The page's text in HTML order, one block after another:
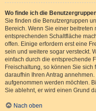
Wo finde ich die
Sie finden die Benutzergruppen
Bereich. Wenn Sie einer
entsprechenden Schaltfläche
offen. Einige erfordern erst eine
sein und weitere sogar versteckt.
einfach durch die entsprechende
Freischaltung, so können Sie
daraufhin Ihren Antrag
aufgenommen werden möchten.
Sie ablehnt, er wird einen Grund
Nach oben